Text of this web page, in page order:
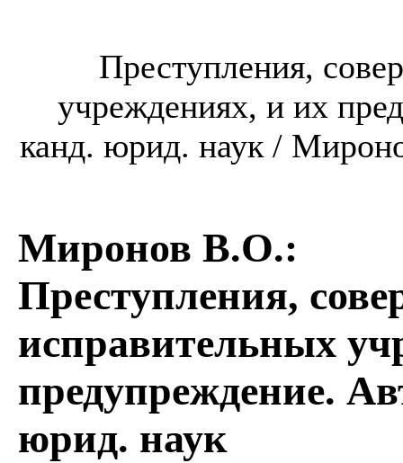
Преступления,
учреждениях, и их
канд. юрид. наук /
Миронов В.О.:
Преступления,
исправительных
предупреждение.
юрид. наук